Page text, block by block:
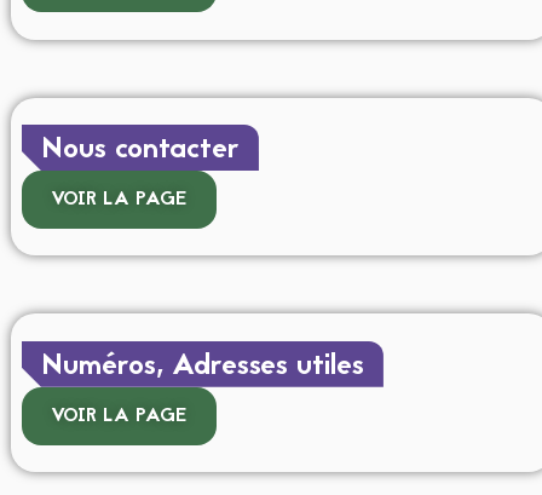
Nous contacter
VOIR LA PAGE
Numéros, Adresses utiles
VOIR LA PAGE